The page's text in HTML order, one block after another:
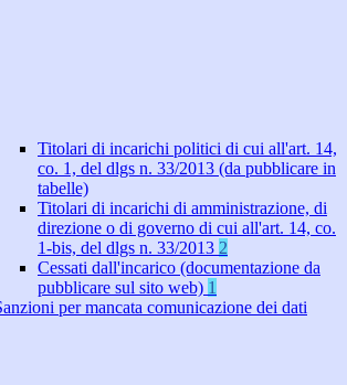
Titolari di incarichi politici di cui all'art. 14,
co. 1, del dlgs n. 33/2013 (da pubblicare in
tabelle)
Titolari di incarichi di amministrazione, di
direzione o di governo di cui all'art. 14, co.
1-bis, del dlgs n. 33/2013 2
Cessati dall'incarico (documentazione da
pubblicare sul sito web) 1
per mancata comunicazione dei dati